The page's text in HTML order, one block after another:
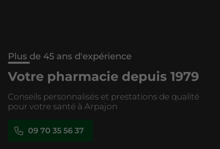
Plus de 45 ans d'expérience
Votre pharmacie depuis 1979
Conseils personnalisés et prestations de qualité
pour votre santé à Arpajon
09 70 35 56 37